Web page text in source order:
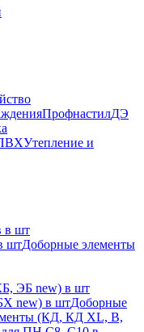
ПрофнастилДЭ
Утепление и
в шт
штДоборные элементы
ЭБ new) в шт
new) в штДоборные
(КД, КД XL, В,